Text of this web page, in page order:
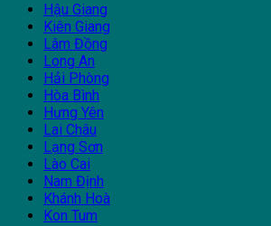
Hậu Giang
Kiên Giang
Lâm Đồng
Long An
Hải Phòng
Hòa Bình
Hưng Yên
Lai Châu
Lạng Sơn
Lào Cai
Nam Định
Khánh Hoà
Kon Tum